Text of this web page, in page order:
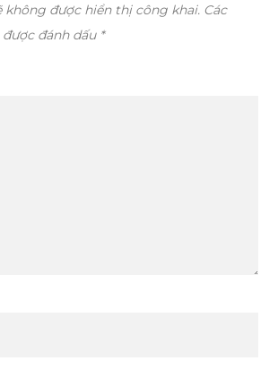
không được hiển thị công khai. Các
đánh dấu *